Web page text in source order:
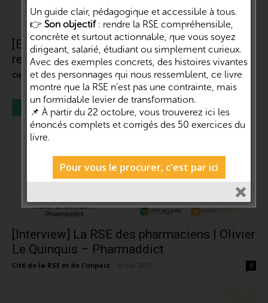
[Emission]#18 : La communication
responsable | Daniel Luciani – ICOM et...
Cité de la RSE et de l'impact - 28 avril 2021
[Interview] La RSE des pharmaciens | Olivier
Le Quinquis – Pharmaddict
Cité de la RSE et de l'impact 6 mai 2021 0
Un guide clair, pédagogique et accessible à tous.
👉 Son objectif: rendre la RSE compréhensible,
concrète et surtout actionnable, que vous soyez
dirigeant, salarié, étudiant ou simplement curieux.
Avec des exemples concrets, des histoires vivantes
et des personnages qui nous ressemblent, ce livre
montre que la RSE n’est pas une contrainte, mais
un formidable levier de transformation.
📌 À partir du 22 octobre, vous trouverez ici les
énoncés complets et corrigés des 50 exercices du
livre.
Pour vous le procurer, c'est par ici